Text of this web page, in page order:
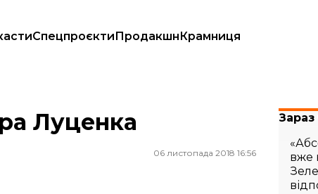
СпецпроєктиПродакшнКрамниця
Луценка
06 листопада 2018 16:56
вже